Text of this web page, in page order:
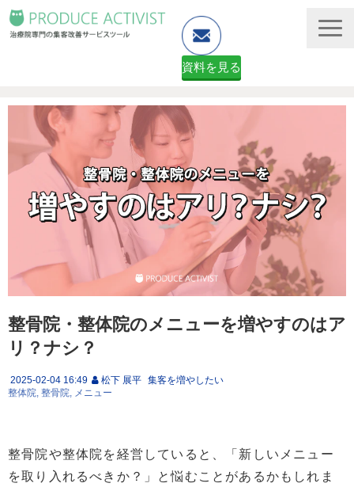
資料を見る
予約システム・顧客管理
資料ダウンロード（無料）
２ヶ月無料体験申し込みフォーム
整骨院・整体院のメニューを増やすのはア
リ？ナシ？
2025-02-04 16:49 松下 展平 集客を増やしたい
整体院 整骨院 メニュー
整骨院や整体院を経営していると、「新しいメニュー
を取り入れるべきか？」と悩むことがあるかもしれま